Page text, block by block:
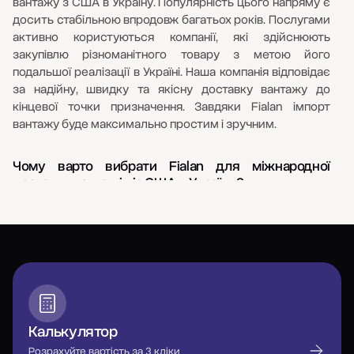
досить стабільною впродовж багатьох років. Послугами
активно користуються компанії, які здійснюють
закупівлю різноманітного товару з метою його
подальшої реалізації в Україні. Наша компанія відповідає
за надійну, швидку та якісну доставку вантажу до
кінцевої точки призначення. Завдяки Fialan імпорт
вантажу буде максимально простим і зручним.
Чому варто вибрати Fialan для міжнародної
доставки вантажів із США в Україну?
завжди підбирають найефективніший формат
побажання клієнта: терміни, завдання, особливості
конкретного вантажу тощо. Fialan враховує важливі
деталі, завдяки чому знаходить зручне та вигідне
рішення для замовника. Спеціалісти компанії
здійснюють супроводження на кожному етапі та
Калькулятор
Розрахуйте вартість за 3 кліки